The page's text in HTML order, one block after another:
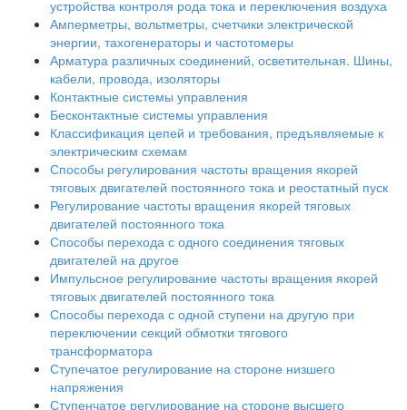
устройства контроля рода тока и переключения воздуха
Амперметры, вольтметры, счетчики электрической
энергии, тахогенераторы и частотомеры
Арматура различных соединений, осветительная. Шины,
кабели, провода, изоляторы
Контактные системы управления
Бесконтактные системы управления
Классификация цепей и требования, предъявляемые к
электрическим схемам
Способы регулирования частоты вращения якорей
тяговых двигателей постоянного тока и реостатный пуск
Регулирование частоты вращения якорей тяговых
двигателей постоянного тока
Способы перехода с одного соединения тяговых
двигателей на другое
Импульсное регулирование частоты вращения якорей
тяговых двигателей постоянного тока
Способы перехода с одной ступени на другую при
переключении секций обмотки тягового
трансформатора
Ступечатое регулирование на стороне низшего
напряжения
Ступенчатое регулирование на стороне высшего